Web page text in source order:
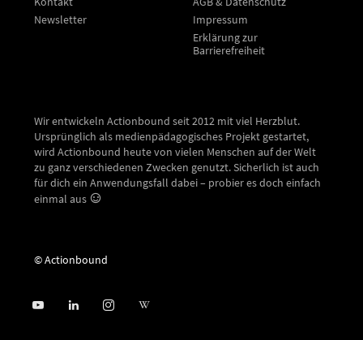
Newsletter
Impressum
Erklärung zur
Barrierefreiheit
Wir entwickeln Actionbound seit 2012 mit viel Herzblut.
Ursprünglich als medienpädagogisches Projekt gestartet,
wird Actionbound heute von vielen Menschen auf der Welt
zu ganz verschiedenen Zwecken genutzt. Sicherlich ist auch
für dich ein Anwendungsfall dabei – probier es doch einfach
einmal aus
© Actionbound